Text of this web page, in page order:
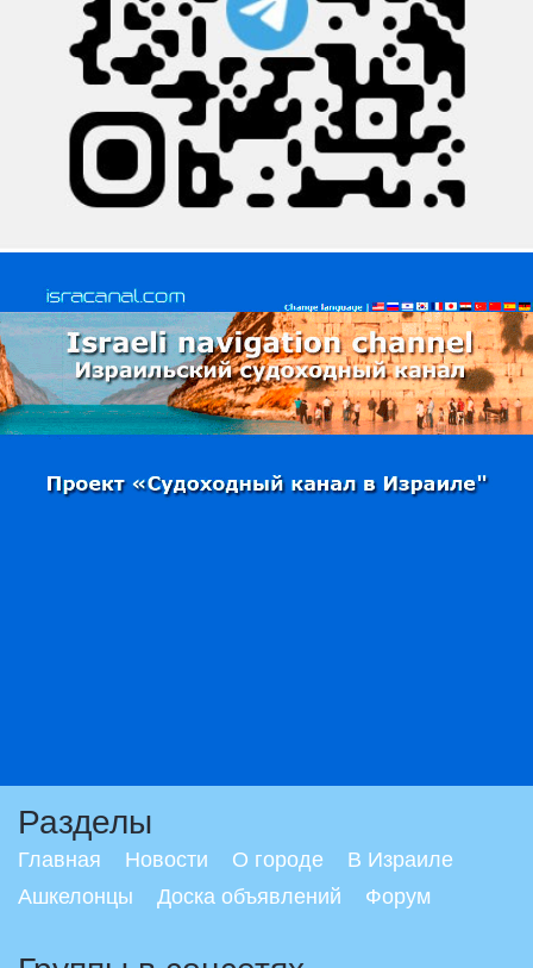
Разделы
Главная Новости О городе
В Израиле
Ашкелонцы
Доска объявлений Форум